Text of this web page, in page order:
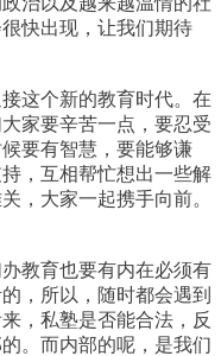
快出现，让我们期待
这个新的教育时代。在
家要辛苦一点，要忍受
要有智慧，要能够谦
，互相帮忙想出一些解
，大家一起携手向前。
教育也要有内在必须有
，所以，随时都会遇到
，私塾是否能合法，反
。而内部的呢，是我们